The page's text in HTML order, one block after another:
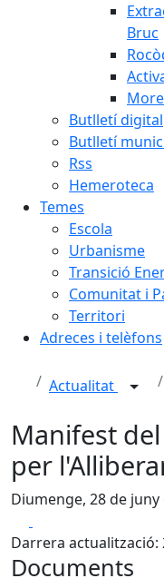
Bruc
Butlletí digital
Butlletí
Rss
Hemeroteca
Temes
Escola
Urbanisme
Transició
Comunitat i
Territori
Adreces i telèfons
Actualitat
Manifest
per
Diumenge, 28 de
Darrera actualització:
Documents